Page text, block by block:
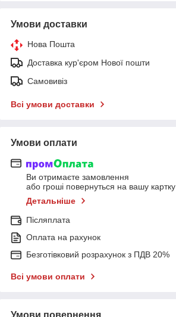
Умови доставки
Нова Пошта
Доставка кур'єром Нової пошти
Самовивіз
Всі умови доставки
Умови оплати
Ви отримаєте замовлення
або гроші повернуться на вашу картку
Детальніше
Післяплата
Оплата на рахунок
Безготівковий розрахунок з ПДВ 20%
Всі умови оплати